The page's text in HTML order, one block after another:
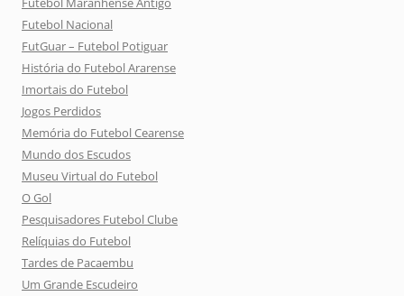
Futebol Nacional
FutGuar – Futebol Potiguar
História do Futebol Ararense
Imortais do Futebol
Jogos Perdidos
Memória do Futebol Cearense
Mundo dos Escudos
Museu Virtual do Futebol
O Gol
Pesquisadores Futebol Clube
Relíquias do Futebol
Tardes de Pacaembu
Um Grande Escudeiro